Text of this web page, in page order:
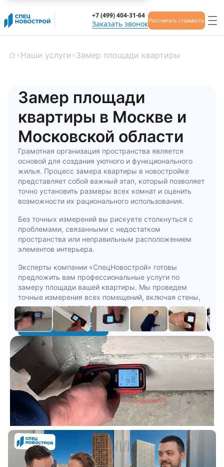
Заказать звонок
+7 (499) 404-31-64
Рассчитать стоимость
Главная
Наши услуги Замер площади квартиры
Замер площади
квартиры в Москве и
Московской области
Грамотная организация пространства является
основой для создания уютного и функционального
жилья. Процесс замера квартиры в новостройке
представляет собой важный этап, который позволяет
точно установить размеры всех комнат и оценить
возможности их рационального использования.
Без точных измерений вы рискуете столкнуться с
проблемами, связанными с недостатком
пространства или неправильным расположением
элементов интерьера.
Эксперты компании «СпецНовострой» готовы
предложить вам профессиональные услуги по
замеру площади вашей квартиры. Мы проведем
точные измерения всех помещений, включая стены,
двери, окна и другие элементы.
Оставить заявку
1 млрд +
Взыскано с застройщиков
60 000 +
Квартир принято экспертами
7 000 +
Строительных экспертиз
5000 +
Исков подано
Видео о компании СпецНовострой